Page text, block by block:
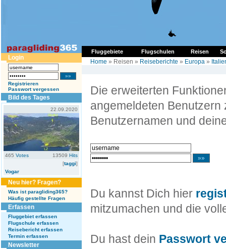
Fluggebiete Flugschulen Reisen
Login
Registrieren
Passwort vergessen
Bild des Tages
22.09.2020
465 Votes 13509 Hits
[taggi]
Vogar
Neu hier? Fragen?
Was ist paragliding365?
Häufig gestellte Fragen
Erfassen
Fluggebiet erfassen
Flugschule erfassen
Reisebericht erfassen
Termin erfassen
Newsletter
Home » Reisen » Reiseberichte » Europa »
Die erweiterten
angemeldeten Benutzern
Benutzernamen und
Du kannst Dich hier
mitzumachen und die
Du hast dein Passwort